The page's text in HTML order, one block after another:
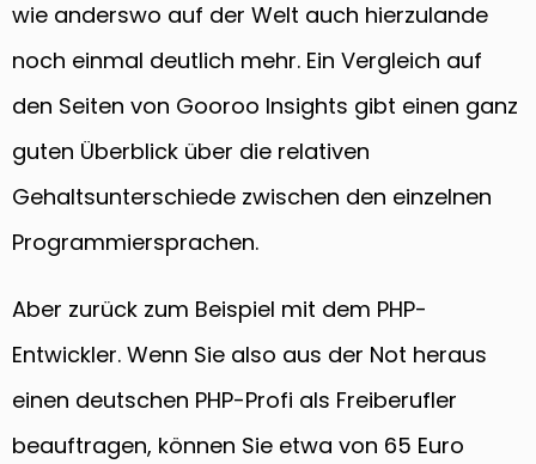
wie anderswo auf der Welt auch hierzulande
noch einmal deutlich mehr. Ein Vergleich auf
den Seiten von Gooroo Insights gibt einen ganz
guten Überblick über die relativen
Gehaltsunterschiede zwischen den einzelnen
Programmiersprachen.
Aber zurück zum Beispiel mit dem PHP-
Entwickler. Wenn Sie also aus der Not heraus
einen deutschen PHP-Profi als Freiberufler
beauftragen, können Sie etwa von 65 Euro